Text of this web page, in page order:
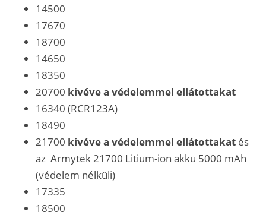
14500
17670
18700
14650
18350
20700 kivéve a védelemmel ellátottakat
16340 (RCR123A)
18490
21700 kivéve a védelemmel ellátottakat és
az Armytek 21700 Litium-ion akku 5000 mAh
(védelem nélküli)
17335
18500